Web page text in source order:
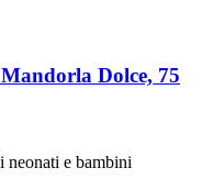
Dolce, 75
neonati e bambini